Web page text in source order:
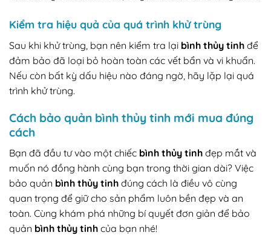
Kiểm tra hiệu quả của quá trình khử trùng
Sau khi khử trùng, bạn nên kiểm tra lại bình thủy tinh để
đảm bảo đã loại bỏ hoàn toàn các vết bẩn và vi khuẩn.
Nếu còn bất kỳ dấu hiệu nào đáng ngờ, hãy lặp lại quá
trình khử trùng.
Cách bảo quản bình thủy tinh mới mua đúng
cách
Bạn đã đầu tư vào một chiếc bình thủy tinh đẹp mắt và
muốn nó đồng hành cùng bạn trong thời gian dài? Việc
bảo quản bình thủy tinh đúng cách là điều vô cùng
quan trọng để giữ cho sản phẩm luôn bền đẹp và an
toàn. Cùng khám phá những bí quyết đơn giản để bảo
quản bình thủy tinh của bạn nhé!